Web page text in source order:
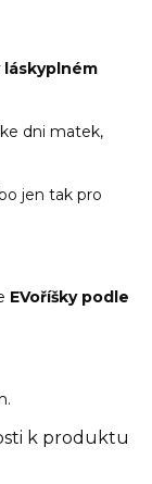
láskyplném
dni matek,
jen tak pro
EVoříšky podle
k produktu